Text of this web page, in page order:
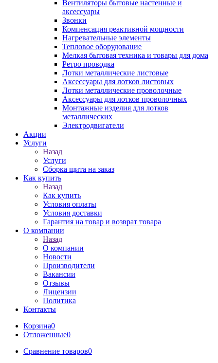
Вентиляторы бытовые настенные и
аксессуары
Звонки
Компенсация реактивной мощности
Нагревательные элементы
Тепловое оборудование
Мелкая бытовая техника и товары для дома
Ретро проводка
Лотки металлические листовые
Аксессуары для лотков листовых
Лотки металлические проволочные
Аксессуары для лотков проволочных
Монтажные изделия для лотков
металлических
Электродвигатели
Акции
Услуги
Назад
Услуги
Сборка щита на заказ
Как купить
Назад
Как купить
Условия оплаты
Условия доставки
Гарантия на товар и возврат товара
О компании
Назад
О компании
Новости
Производители
Вакансии
Отзывы
Лицензии
Политика
Контакты
Корзина0
Отложенные0
Сравнение товаров0